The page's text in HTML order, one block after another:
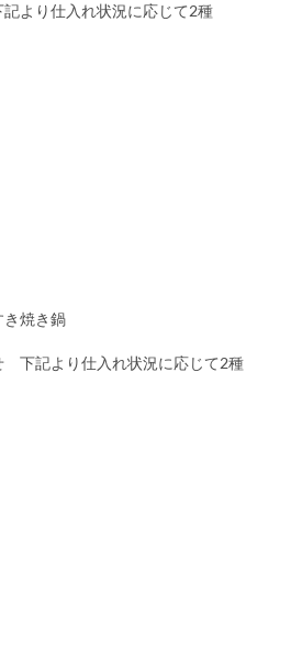
より仕入れ状況に応じて2種
き焼き鍋
下記より仕入れ状況に応じて2種